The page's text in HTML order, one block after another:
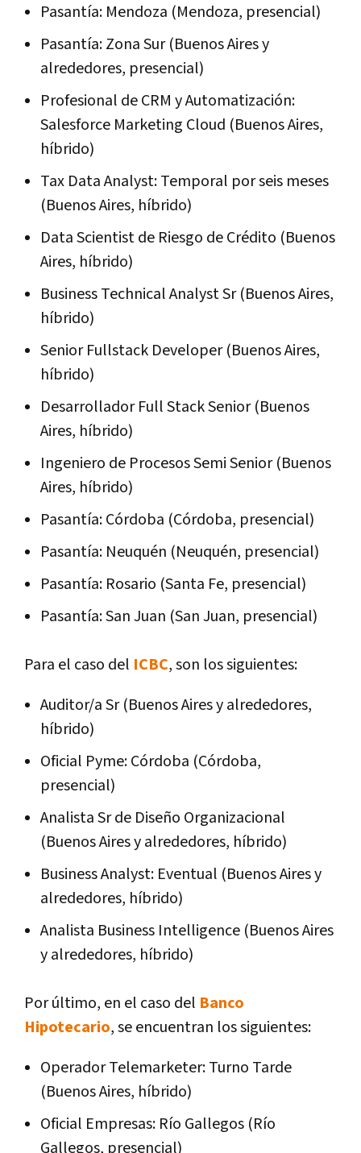
Pasantía: Mendoza (Mendoza, presencial)
Pasantía: Zona Sur (Buenos Aires y
alrededores, presencial)
Profesional de CRM y Automatización:
Salesforce Marketing Cloud (Buenos Aires,
híbrido)
Tax Data Analyst: Temporal por seis meses
(Buenos Aires, híbrido)
Data Scientist de Riesgo de Crédito (Buenos
Aires, híbrido)
Business Technical Analyst Sr (Buenos Aires,
híbrido)
Senior Fullstack Developer (Buenos Aires,
híbrido)
Desarrollador Full Stack Senior (Buenos
Aires, híbrido)
Ingeniero de Procesos Semi Senior (Buenos
Aires, híbrido)
Pasantía: Córdoba (Córdoba, presencial)
Pasantía: Neuquén (Neuquén, presencial)
Pasantía: Rosario (Santa Fe, presencial)
Pasantía: San Juan (San Juan, presencial)
Para el caso del ICBC, son los siguientes:
Auditor/a Sr (Buenos Aires y alrededores,
híbrido)
Oficial Pyme: Córdoba (Córdoba,
presencial)
Analista Sr de Diseño Organizacional
(Buenos Aires y alrededores, híbrido)
Business Analyst: Eventual (Buenos Aires y
alrededores, híbrido)
Analista Business Intelligence (Buenos Aires
y alrededores, híbrido)
Por último, en el caso del Banco
Hipotecario, se encuentran los siguientes:
Operador Telemarketer: Turno Tarde
(Buenos Aires, híbrido)
Oficial Empresas: Río Gallegos (Río
Gallegos, presencial)